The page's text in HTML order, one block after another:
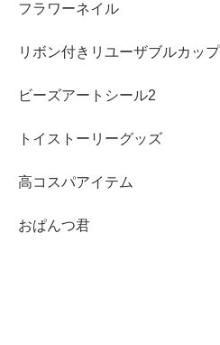
フラワーネイル
リボン付きリユーザブルカップ
ビーズアートシール2
トイストーリーグッズ
高コスパアイテム
おぱんつ君